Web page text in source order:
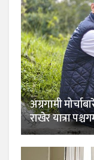
अग्रगामी
राखेर यात्रा